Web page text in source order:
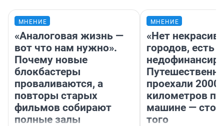
МНЕНИЕ
«Аналоговая жизнь —
вот что нам нужно».
Почему новые
блокбастеры
проваливаются, а
повторы старых
фильмов собирают
полные залы
МНЕНИЕ
«Нет
городов, есть
проехали 2000
километров по
машине —
того